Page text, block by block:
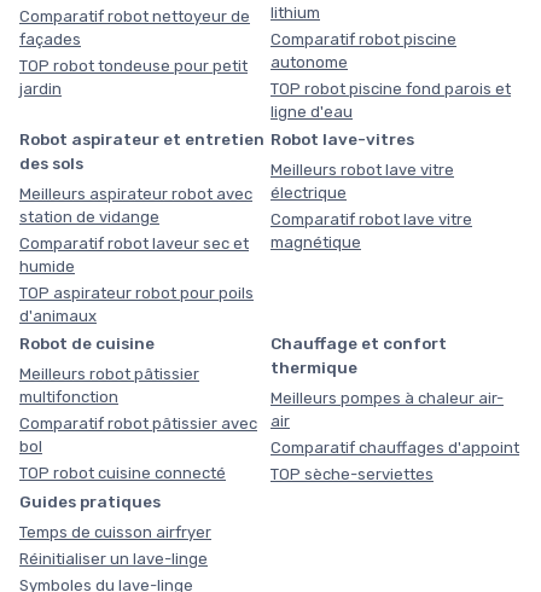
Comparatif robot nettoyeur de
façades
TOP robot tondeuse pour petit
jardin
lithium
Comparatif robot piscine
autonome
TOP robot piscine fond parois et
ligne d'eau
Robot aspirateur et entretien
des sols
Meilleurs aspirateur robot avec
station de vidange
Comparatif robot laveur sec et
humide
TOP aspirateur robot pour poils
d'animaux
Robot lave-vitres
Meilleurs robot lave vitre
électrique
Comparatif robot lave vitre
magnétique
Robot de cuisine
Meilleurs robot pâtissier
multifonction
Comparatif robot pâtissier avec
bol
TOP robot cuisine connecté
Chauffage et confort
thermique
Meilleurs pompes à chaleur air-
air
Comparatif chauffages d'appoint
TOP sèche-serviettes
Guides pratiques
Temps de cuisson airfryer
Réinitialiser un lave-linge
Symboles du lave-linge